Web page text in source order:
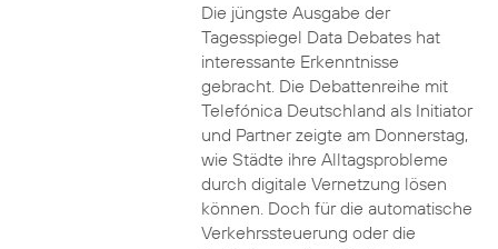
Die jüngste Ausgabe der
Tagesspiegel Data Debates hat
interessante Erkenntnisse
gebracht. Die Debattenreihe mit
Telefónica Deutschland als Initiator
und Partner zeigte am Donnerstag,
wie Städte ihre Alltagsprobleme
durch digitale Vernetzung lösen
können. Doch für die automatische
Verkehrssteuerung oder die